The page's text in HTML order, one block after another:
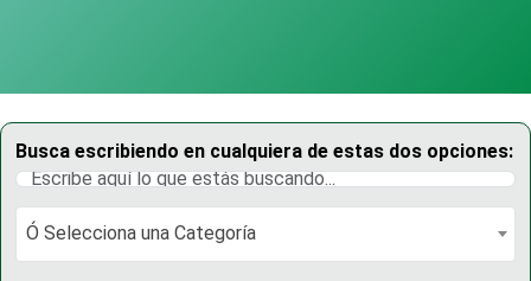
Busca escribiendo en cualquiera de estas dos opciones:
Ó Selecciona una Categoría
Ó Selecciona una Categoría